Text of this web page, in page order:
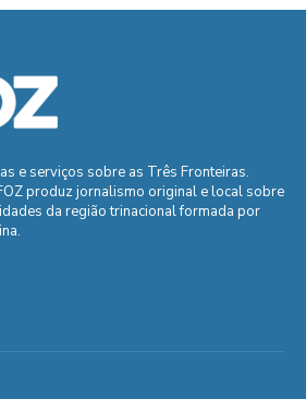
e serviços sobre as Três Fronteiras.
produz jornalismo original e local sobre
da região trinacional formada por